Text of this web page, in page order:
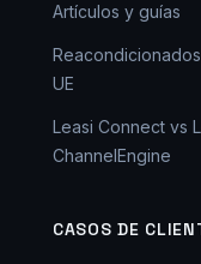
Artículos y guías
UE
Leasi Connect vs
ChannelEngine
CASOS DE